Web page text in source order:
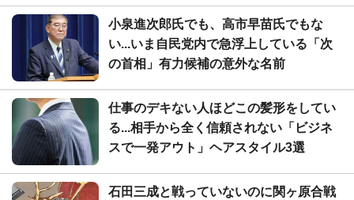
小泉進次郎氏でも、高市早苗氏でもな
い...いま自民党内で急浮上している「次
の首相」有力候補の意外な名前
仕事のデキない人ほどこの髪形をしてい
る...相手から全く信頼されない「ビジネ
スで一発アウト」ヘアスタイル3選
石田三成と戦っていないのに関ヶ原合戦